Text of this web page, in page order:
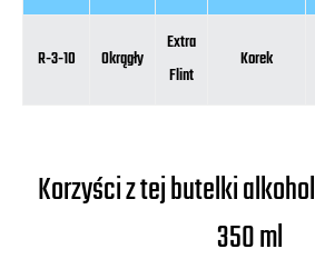
R-3-10 Okrągły
Extra
Flint
Korek
Korzyści z tej butelki
350 ml